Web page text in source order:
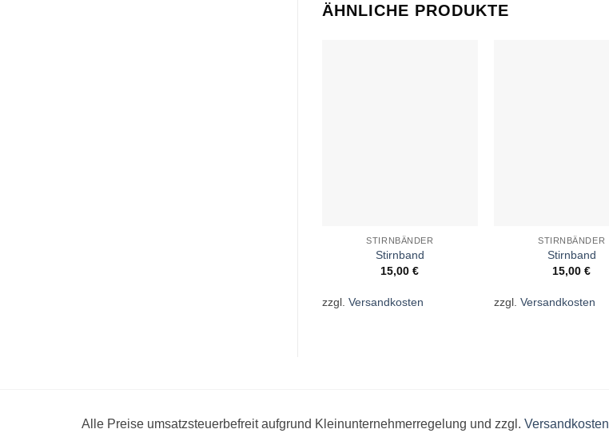
ÄHNLICHE PRODUKTE
STIRNBÄNDER
Stirnband
15,00€
zzgl. Versandkosten
STIRNBÄNDER
Stirnband
15,00€
zzgl. Versandkosten
Alle Preise umsatzsteuerbefreit aufgrund Kleinunternehmerregelung und zzgl. Versandkosten